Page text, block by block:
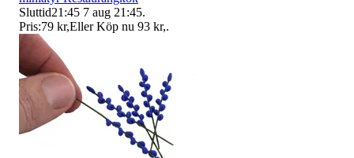
Sluttid21:45 7 aug 21:45.
Pris:79 kr,Eller Köp nu 93 kr,.